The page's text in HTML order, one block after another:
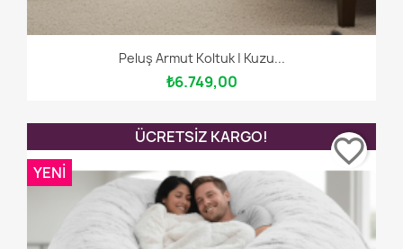
Peluş Armut Koltuk | Kuzu...
₺6.749,00
ÜCRETSIZ KARGO!
YENI
favorite_border